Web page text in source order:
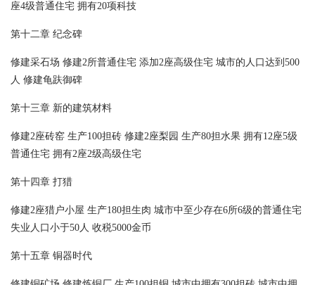
座4级普通住宅 拥有20项科技
第十二章 纪念碑
修建采石场 修建2所普通住宅 添加2座高级住宅 城市的人口达到500
人 修建龟趺御碑
第十三章 新的建筑材料
修建2座砖窑 生产100担砖 修建2座梨园 生产80担水果 拥有12座5级
普通住宅 拥有2座2级高级住宅
第十四章 打猎
修建2座猎户小屋 生产180担生肉 城市中至少存在6所6级的普通住宅
失业人口小于50人 收税5000金币
第十五章 铜器时代